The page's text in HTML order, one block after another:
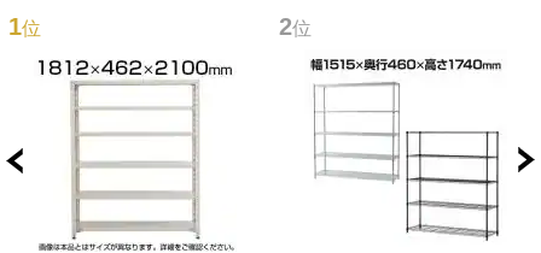
1位 2位